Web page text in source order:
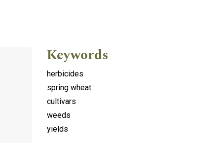
Keywords
herbicides
spring wheat
cultivars
weeds
yields